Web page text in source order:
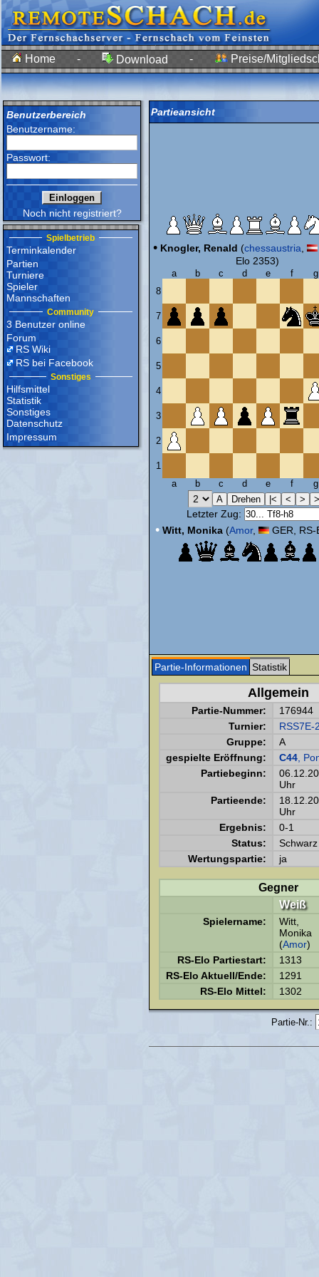
Home - Download - Preise/
Benutzerbereich
Benutzername:
Passwort:
Noch nicht registriert?
Spielbetrieb
Terminkalender
Partien
Turniere
Spieler
Mannschaften
Community
3 Benutzer online
Forum
RS Wiki
RS bei Facebook
Sonstiges
Hilfsmittel
Statistik
Sonstiges
Datenschutz
Impressum
Partieansicht
• Knogler, Renald (chessaustria
Elo 2353)
a b c d e f
g
8
7
6
5
4
3
2
1
a
b c d e f g
Letzter Zug:
• Witt, Monika(Amor, GER, RS-
Partie-Informationen Statistik
Allgemein
Partie-Nummer:
176944
Turnier:
RSS7E-
Gruppe:
A
gespielte Eröffnung:
C44 ,
Partiebeginn:
Uhr
Partieende:
Uhr
Ergebnis:
0-1
Status:
Wertungspartie:
ja
Gegner
Weiß
Spielername:
Witt,
Monika
(Amor)
RS-Elo Partiestart:
1313
RS-Elo Aktuell/Ende:
1291
RS-Elo Mittel:
1302
Partie-Nr.: